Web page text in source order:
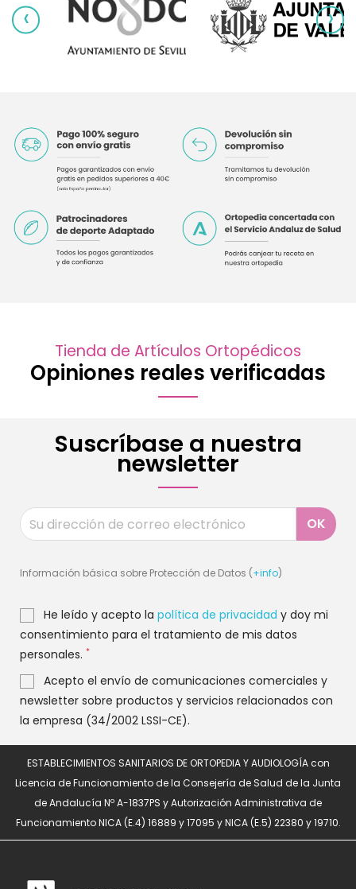
‹ ›
Tienda de Artículos Ortopédicos
Opiniones reales verificadas
Suscríbase a nuestra
newsletter
Información básica sobre Protección de Datos (+info)
He leído y acepto la política de privacidad y doy mi
consentimiento para el tratamiento de mis datos
personales. *
Acepto el envío de comunicaciones comerciales y
newsletter sobre productos y servicios relacionados con
la empresa (34/2002 LSSI-CE).
ESTABLECIMIENTOS SANITARIOS DE ORTOPEDIA Y AUDIOLOGÍA con
Licencia de Funcionamiento de la Consejería de Salud de la Junta
de Andalucía Nº A-1837PS y Autorización Administrativa de
Funcionamiento NICA (E.4) 16889 y 17095 y NICA (E.5) 22380 y 19710.